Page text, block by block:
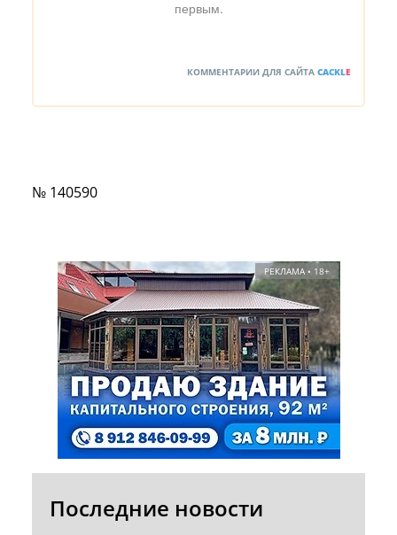
первым.
КОММЕНТАРИИ ДЛЯ САЙТА CACKLE
№ 140590
РЕКЛАМА • 18+
Последние новости